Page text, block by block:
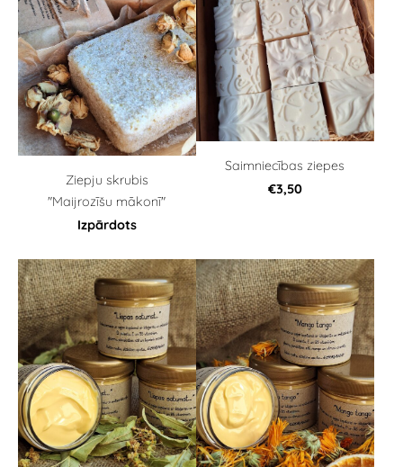
Ziepju skrubis
"Maijrozīšu mākonī"
Izpārdots
Saimniecības ziepes
€3,50